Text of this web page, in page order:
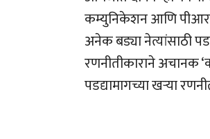
कम्युनिकेशन आणि पीआर
अनेक बड्या नेत्यांसाठी
रणनीतीकाराने अचानक
पडद्यामागच्या खऱ्या